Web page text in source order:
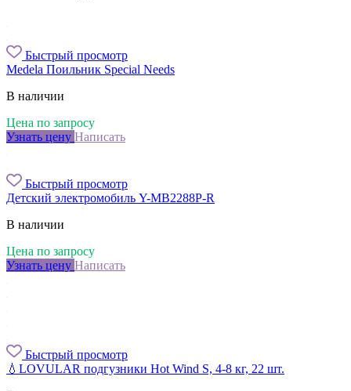
Быстрый просмотр
Medela Поильник Special Needs
В наличии
Цена по запросу
Узнать цену Написать
Быстрый просмотр
Детский электромобиль Y-MB2288P-R
В наличии
Цена по запросу
Узнать цену Написать
Быстрый просмотр
💧LOVULAR подгузники Hot Wind S, 4-8 кг, 22 шт.